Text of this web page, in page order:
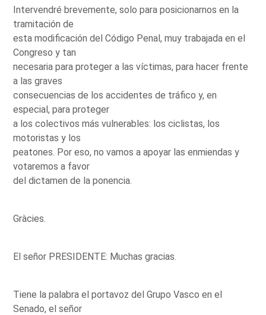
Intervendré brevemente, solo para posicionarnos en la
tramitación de
esta modificación del Código Penal, muy trabajada en el
Congreso y tan
necesaria para proteger a las víctimas, para hacer frente
a las graves
consecuencias de los accidentes de tráfico y, en
especial, para proteger
a los colectivos más vulnerables: los ciclistas, los
motoristas y los
peatones. Por eso, no vamos a apoyar las enmiendas y
votaremos a favor
del dictamen de la ponencia.
Gràcies.
El señor PRESIDENTE: Muchas gracias.
Tiene la palabra el portavoz del Grupo Vasco en el
Senado, el señor